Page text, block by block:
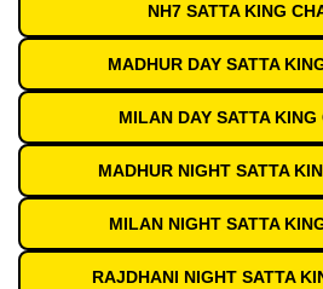
NH7 SATTA KING
MADHUR DAY SATTA
MILAN DAY SATTA
MADHUR NIGHT SATTA
MILAN NIGHT SATTA
RAJDHANI NIGHT SATTA